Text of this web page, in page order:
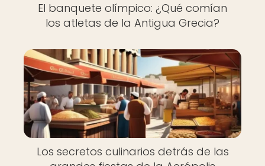
El banquete olímpico: ¿Qué comían
los atletas de la Antigua Grecia?
Los secretos culinarios detrás de las